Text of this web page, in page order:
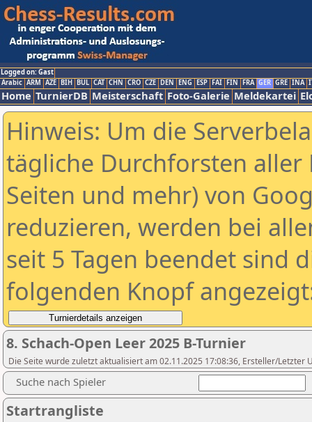
Logged on: Gast
Arabic ARM AZE BIH BUL CAT CHN CRO CZE DEN ENG ESP FAI FIN FRA GER GRE INA
Home TurnierDB Meisterschaft Foto-Galerie Meldekartei
Hinweis: Um die
tägliche Durchforsten aller
Seiten und mehr) von
reduzieren, werden bei
seit 5 Tagen beendet sind
folgenden Knopf
8. Schach-Open Leer 2025 B-Turnier
Die Seite wurde zuletzt aktualisiert am 02.11.2025 17:08:36, Ersteller/Letzter
Suche nach Spieler
Startrangliste